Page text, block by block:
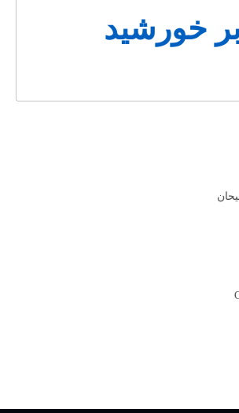
خورشید